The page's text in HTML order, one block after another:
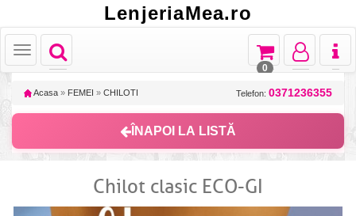
LenjeriaMea.ro
Toggle
navigation
Toggle
Toggle
navigation
Toggle
navigation
Toggle
navigation
0
Acasa » FEMEI » CHILOTI Telefon: 0371236355
ÎNAPOI LA LISTĂ
Chilot clasic ECO-GI